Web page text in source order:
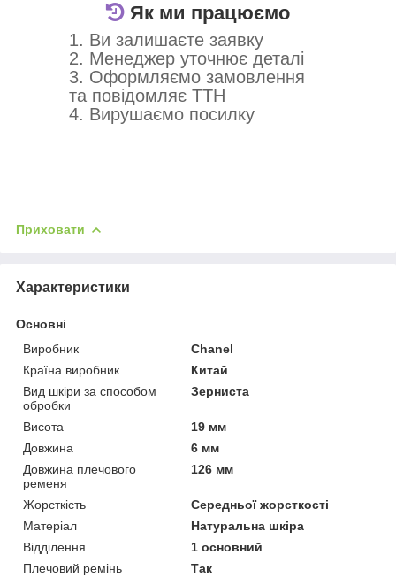
Як ми працюємо
1. Ви залишаєте заявку
2. Менеджер уточнює деталі
3. Оформляємо замовлення
та повідомляє ТТН
4. Вирушаємо посилку
Приховати
Характеристики
Основні
Виробник
Chanel
Країна виробник
Китай
Вид шкіри за способом
обробки
Зерниста
Висота
19 мм
Довжина
6 мм
Довжина плечового
ременя
126 мм
Жорсткість
Середньої жорсткості
Матеріал
Натуральна шкіра
Відділення
1 основний
Плечовий ремінь
Так